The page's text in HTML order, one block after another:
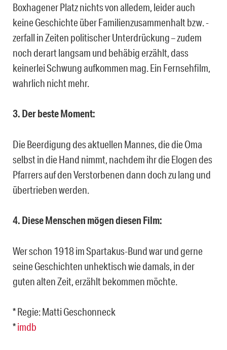
Boxhagener Platz nichts von alledem, leider auch
keine Geschichte über Familienzusammenhalt bzw. -
zerfall in Zeiten politischer Unterdrückung – zudem
noch derart langsam und behäbig erzählt, dass
keinerlei Schwung aufkommen mag. Ein Fernsehfilm,
wahrlich nicht mehr.
3. Der beste Moment:
Die Beerdigung des aktuellen Mannes, die die Oma
selbst in die Hand nimmt, nachdem ihr die Elogen des
Pfarrers auf den Verstorbenen dann doch zu lang und
übertrieben werden.
4. Diese Menschen mögen diesen Film:
Wer schon 1918 im Spartakus-Bund war und gerne
seine Geschichten unhektisch wie damals, in der
guten alten Zeit, erzählt bekommen möchte.
* Regie: Matti Geschonneck
*imdb